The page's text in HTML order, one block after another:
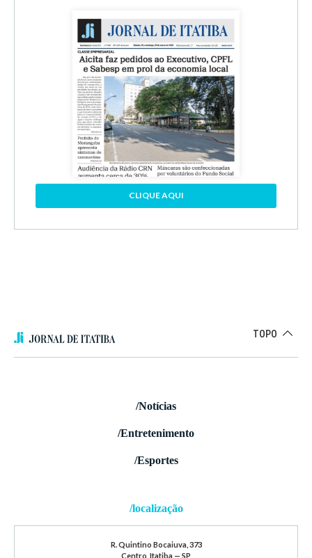
CLIQUE AQUI
TOPO
/Notícias
/Entretenimento
/Esportes
/localização
R. Quintino Bocaiuva, 373
Centro, Itatiba — SP